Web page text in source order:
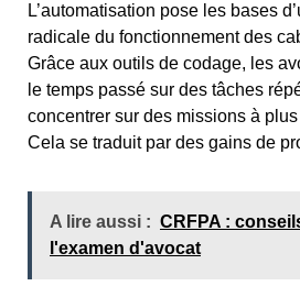
L’automatisation pose les bases
radicale du fonctionnement des
Grâce aux outils de codage, les
le temps passé sur des tâches
concentrer sur des missions à
Cela se traduit par des gains de
A lire aussi : CRFPA :
l'examen d'avocat